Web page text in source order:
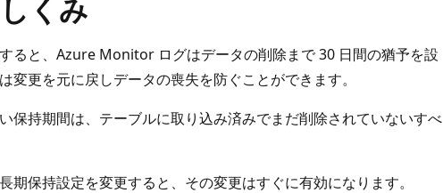
くみ
ると、Azure Monitor ログはデータの削除まで 30 日間の猶予を設
変更を元に戻しデータの喪失を防ぐことができます。
保持期間は、テーブルに取り込み済みでまだ削除されていないすべ
期保持設定を変更すると、その変更はすぐに有効になります。